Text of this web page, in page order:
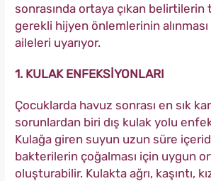
sonrasında ortaya çıkan
gerekli hijyen önlemlerinin
aileleri uyarıyor.
1. KULAK ENFEKSİYONLARI
Çocuklarda havuz sonrası en sık
sorunlardan biri dış kulak yolu
Kulağa giren suyun uzun süre
bakterilerin çoğalması için uygun
oluşturabilir. Kulakta ağrı, kaşıntı,